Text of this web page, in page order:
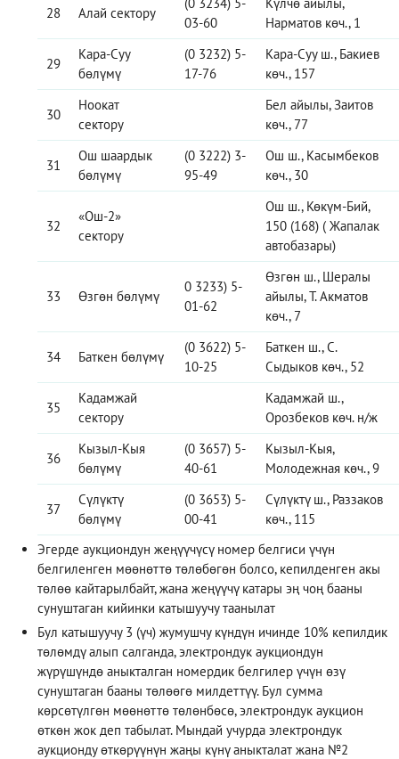
28 Алай сектору
03-60
Нарматов көч., 1
29
Кара-Суу
бөлүмү
(0 3232) 5-
17-76
Кара-Суу ш., Бакиев
көч., 157
30
Ноокат
сектору
Бел айылы, Заитов
көч., 77
31
Ош шаардык
бөлүмү
(0 3222) 3-
95-49
Ош ш., Касымбеков
көч., 30
32
«Ош-2»
сектору
Ош ш., Көкүм-Бий,
150 (168) ( Жапалак
автобазары)
33 Өзгөн бөлүмү
0 3233) 5-
01-62
Өзгөн ш., Шералы
айылы, Т. Акматов
көч., 7
34 Баткен бөлүмү
(0 3622) 5-
10-25
Баткен ш., C.
Сыдыков көч., 52
35
Кадамжай
сектору
Кадамжай ш.,
Орозбеков көч. н/ж
36
Кызыл-Кыя
бөлүмү
(0 3657) 5-
40-61
Кызыл-Кыя,
Молодежная көч., 9
37
Сүлүктү
бөлүмү
(0 3653) 5-
00-41
Сүлүктү ш., Раззаков
көч., 115
Эгерде аукциондун жеңүүчүсү номер белгиси үчүн
белгиленген мөөнөттө төлөбөгөн болсо, кепилденген акы
төлөө кайтарылбайт, жана жеңүүчү катары эң чоң бааны
сунуштаган кийинки катышуучу таанылат
Бул катышуучу 3 (үч) жумушчу күндүн ичинде 10% кепилдик
төлөмдү алып салганда, электрондук аукциондун
жүрүшүндө аныкталган номердик белгилер үчүн өзү
сунуштаган бааны төлөөгө милдеттүү. Бул сумма
көрсөтүлгөн мөөнөттө төлөнбөсө, электрондук аукцион
өткөн жок деп табылат. Мындай учурда электрондук
аукционду өткөрүүнүн жаңы күнү аныкталат жана №2